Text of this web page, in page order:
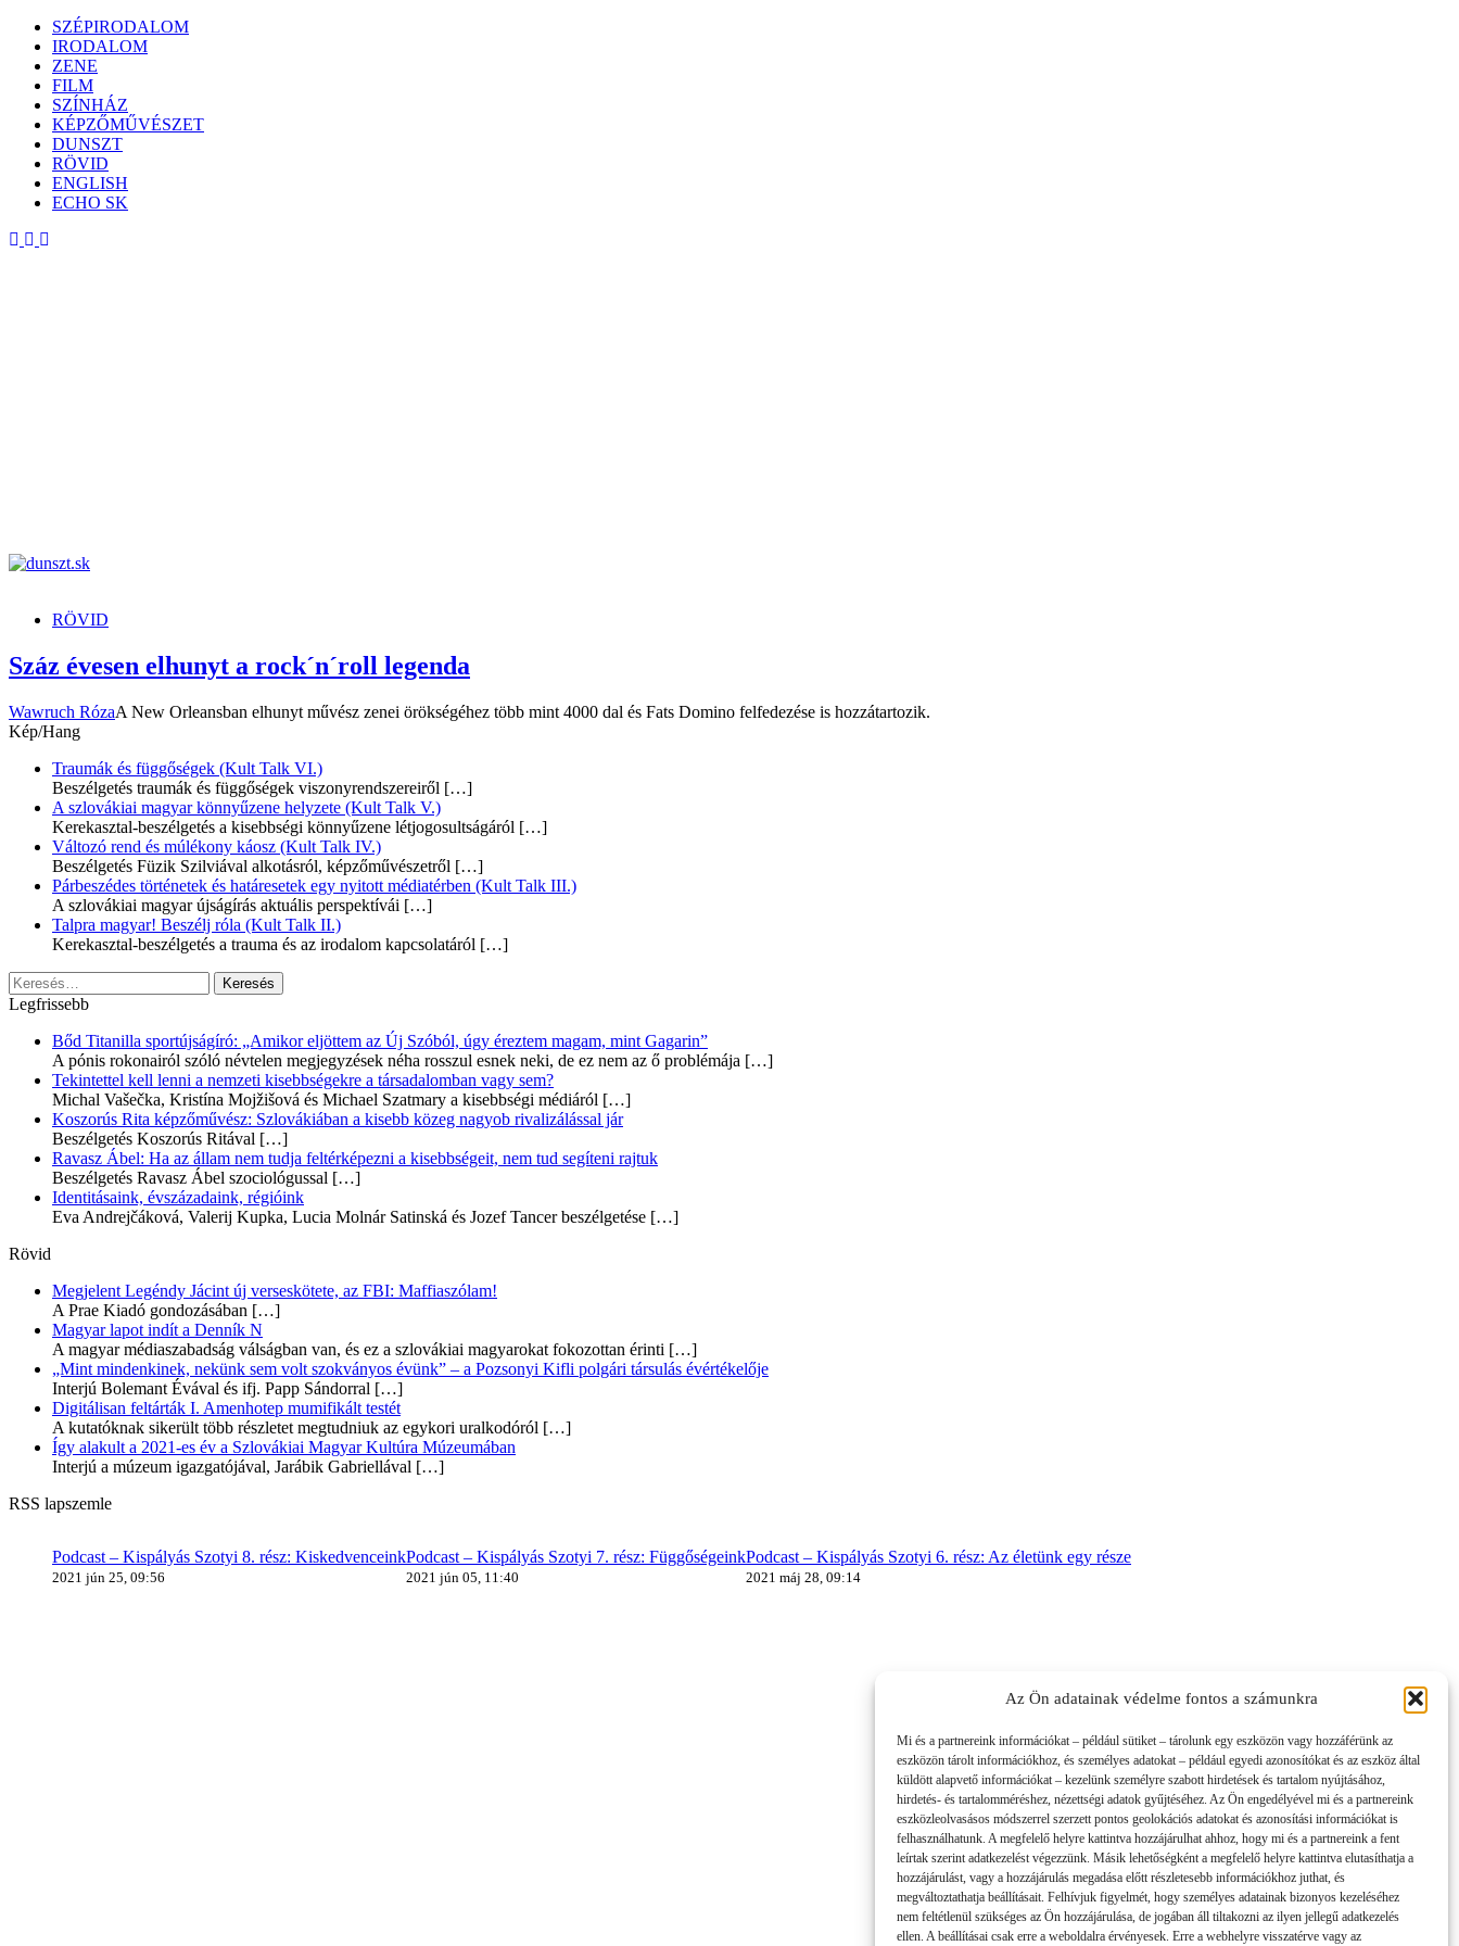
Az Ön adatainak védelme fontos a számunkra
Mi és a partnereink információkat – például sütiket – tárolunk egy eszközön vagy hozzáférünk az
eszközön tárolt információkhoz, és személyes adatokat – például egyedi azonosítókat és az eszköz által
küldött alapvető információkat – kezelünk személyre szabott hirdetések és tartalom nyújtásához,
hirdetés- és tartalomméréshez, nézettségi adatok gyűjtéséhez. Az Ön engedélyével mi és a partnereink
eszközleolvasásos módszerrel szerzett pontos geolokációs adatokat és azonosítási információkat is
felhasználhatunk. A megfelelő helyre kattintva hozzájárulhat ahhoz, hogy mi és a partnereink a fent
leírtak szerint adatkezelést végezzünk. Másik lehetőségként a megfelelő helyre kattintva elutasíthatja a
hozzájárulást, vagy a hozzájárulás megadása előtt részletesebb információkhoz juthat, és
megváltoztathatja beállításait. Felhívjuk figyelmét, hogy személyes adatainak bizonyos kezeléséhez
nem feltétlenül szükséges az Ön hozzájárulása, de jogában áll tiltakozni az ilyen jellegű adatkezelés
ellen. A beállításai csak erre a weboldalra érvényesek. Erre a webhelyre visszatérve vagy az
Skip
content
SZÉPIRODALOM
IRODALOM
ZENE
FILM
SZÍNHÁZ
KÉPZŐMŰVÉSZET
DUNSZT
RÖVID
ENGLISH
ECHO SK
RÖVID
Száz évesen elhunyt a rock´n´roll legenda
Wawruch RózaA New Orleansban elhunyt művész zenei örökségéhez több mint 4000 dal és Fats Domino felfedezése is hozzátartozik.
Kép/Hang
Traumák és függőségek (Kult Talk VI.)
Beszélgetés traumák és függőségek viszonyrendszereiről […]
A szlovákiai magyar könnyűzene helyzete (Kult Talk V.)
Kerekasztal-beszélgetés a kisebbségi könnyűzene létjogosultságáról […]
Változó rend és múlékony káosz (Kult Talk IV.)
Beszélgetés Füzik Szilviával alkotásról, képzőművészetről […]
Párbeszédes történetek és határesetek egy nyitott médiatérben (Kult Talk III.)
A szlovákiai magyar újságírás aktuális perspektívái […]
Talpra magyar! Beszélj róla (Kult Talk II.)
Kerekasztal-beszélgetés a trauma és az irodalom kapcsolatáról […]
Keresés:
Legfrissebb
Bőd Titanilla sportújságíró: „Amikor eljöttem az Új Szóból, úgy éreztem magam, mint Gagarin”
A pónis rokonairól szóló névtelen megjegyzések néha rosszul esnek neki, de ez nem az ő problémája […]
Tekintettel kell lenni a nemzeti kisebbségekre a társadalomban vagy sem?
Michal Vašečka, Kristína Mojžišová és Michael Szatmary a kisebbségi médiáról […]
Koszorús Rita képzőművész: Szlovákiában a kisebb közeg nagyob rivalizálással jár
Beszélgetés Koszorús Ritával […]
Ravasz Ábel: Ha az állam nem tudja feltérképezni a kisebbségeit, nem tud segíteni rajtuk
Beszélgetés Ravasz Ábel szociológussal […]
Identitásaink, évszázadaink, régióink
Eva Andrejčáková, Valerij Kupka, Lucia Molnár Satinská és Jozef Tancer beszélgetése […]
Rövid
Megjelent Legéndy Jácint új verseskötete, az FBI: Maffiaszólam!
A Prae Kiadó gondozásában […]
Magyar lapot indít a Denník N
A magyar médiaszabadság válságban van, és ez a szlovákiai magyarokat fokozottan érinti […]
„Mint mindenkinek, nekünk sem volt szokványos évünk” – a Pozsonyi Kifli polgári társulás évértékelője
Interjú Bolemant Évával és ifj. Papp Sándorral […]
Digitálisan feltárták I. Amenhotep mumifikált testét
A kutatóknak sikerült több részletet megtudniuk az egykori uralkodóról […]
Így alakult a 2021-es év a Szlovákiai Magyar Kultúra Múzeumában
Interjú a múzeum igazgatójával, Jarábik Gabriellával […]
RSS lapszemle
Podcast – Kispályás Szotyi 8. rész: Kiskedvenceink
2021 jún 25, 09:56
Podcast – Kispályás Szotyi 7. rész: Függőségeink
2021 jún 05, 11:40
Podcast – Kispályás Szotyi 6. rész: Az életünk egy része
2021 máj 28, 09:14